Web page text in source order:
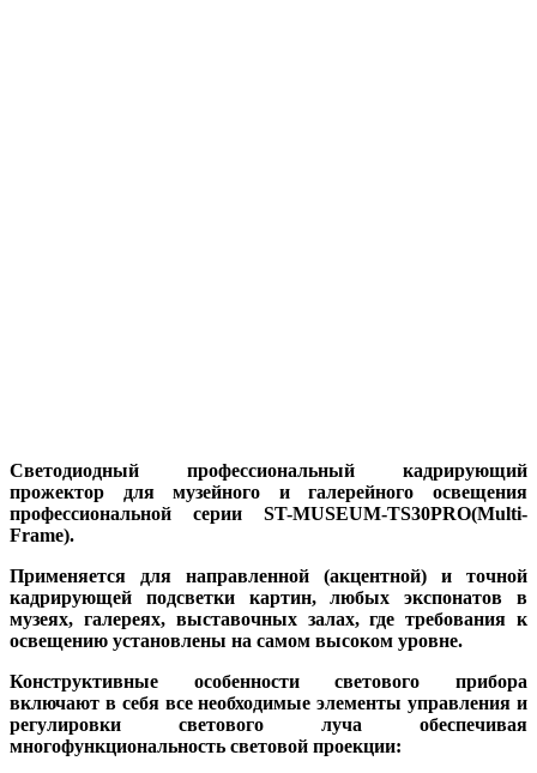
Cветодиодный профессиональный кадрирующий
прожектор для музейного и галерейного освещения
профессиональной серии ST-MUSEUM-TS30PRO(Multi-
Frame).
Применяется для направленной (акцентной) и точной
кадрирующей подсветки картин, любых экспонатов в
музеях, галереях, выставочных залах, где требования к
освещению установлены на самом высоком уровне.
Конструктивные особенности светового прибора
включают в себя все необходимые элементы управления и
регулировки светового луча обеспечивая
многофункциональность световой проекции: